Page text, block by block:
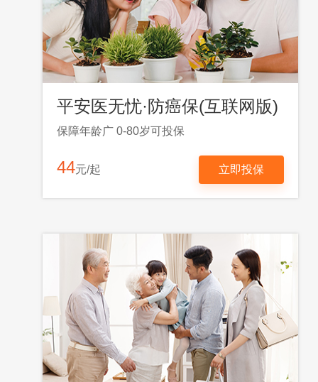
平安医无忧·防癌保(互联网版)
保障年龄广 0-80岁可投保
44元/起 立即投保